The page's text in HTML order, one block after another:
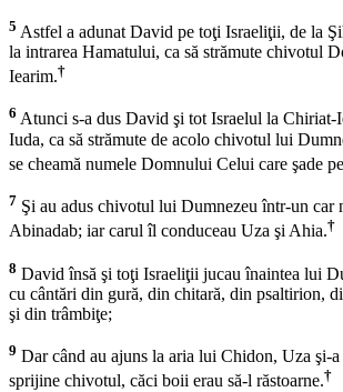
5 Astfel a adunat David pe toţi Israeliţii, de la
la intrarea Hamatului, ca să strămute chivotul
Iearim.†
6 Atunci s-a dus David şi tot Israelul la Chiriat-
Iuda, ca să strămute de acolo chivotul lui
se cheamă numele Domnului Celui care şade
7 Şi au adus chivotul lui Dumnezeu într-un car
Abinadab; iar carul îl conduceau Uza şi Ahia.†
8 David însă şi toţi Israeliţii jucau înaintea lui
cu cântări din gură, din chitară, din psaltirion,
şi din trâmbiţe;
9 Dar când au ajuns la aria lui Chidon, Uza şi-a
sprijine chivotul, căci boii erau să-l răstoarne.†